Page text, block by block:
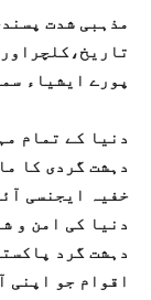
مذہبی شدت
پورے ایشیاء
دنیا کے تمام
دہشت گردی کا
خفیہ ایجنسی
دنیا کی امن و
دہشت گرد
اقوام جو اپنی